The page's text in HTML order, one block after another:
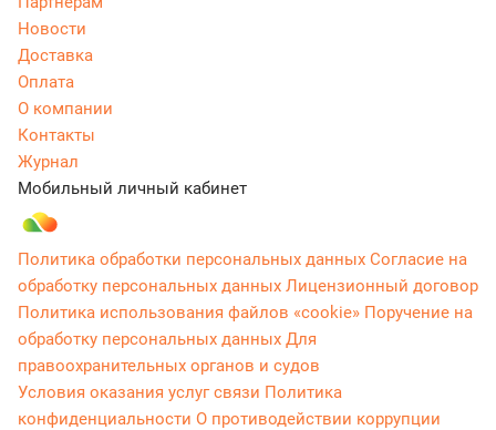
Новости
Доставка
Оплата
О компании
Контакты
Журнал
Мобильный личный кабинет
Политика обработки персональных данных Согласие на
обработку персональных данных Лицензионный договор
Политика использования файлов «cookie» Поручение на
обработку персональных данных Для
правоохранительных органов и судов
Условия оказания услуг связи Политика
конфиденциальности О противодействии коррупции